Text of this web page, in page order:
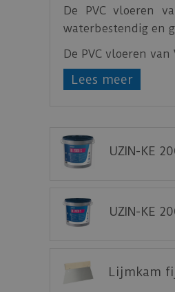
De PVC vloeren
waterbestendig en
De PVC vloeren
Bekijkhierde
Lees meer
UZIN-KE
UZIN-KE
Lijmkam